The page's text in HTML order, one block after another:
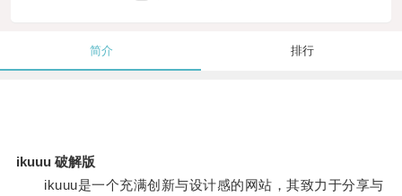
简介 排行
ikuuu 破解版
ikuuu是一个充满创新与设计感的网站，其致力于分享与